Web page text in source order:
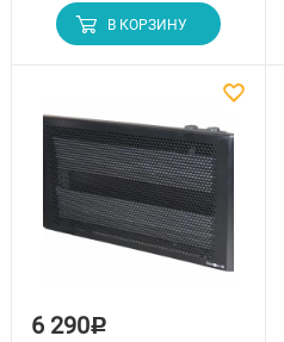
В КОРЗИНУ
6 290Р